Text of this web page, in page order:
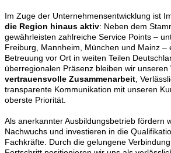
Im Zuge der Unternehmensentwicklung ist
die Region hinaus aktiv: Neben dem
gewährleisten zahlreiche Service Points –
Freiburg, Mannheim, München und Mainz –
Betreuung vor Ort in weiten Teilen
überregionalen Präsenz bleiben wir
vertrauensvolle Zusammenarbeit ,
transparente Kommunikation mit unseren
oberste Priorität.
Als anerkannter Ausbildungsbetrieb fördern
Nachwuchs und investieren in die
Fachkräfte. Durch die gelungene